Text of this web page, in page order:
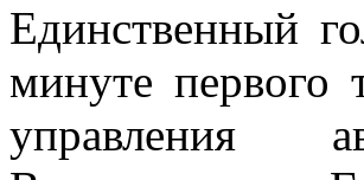
Единственный
минуте первого
управления